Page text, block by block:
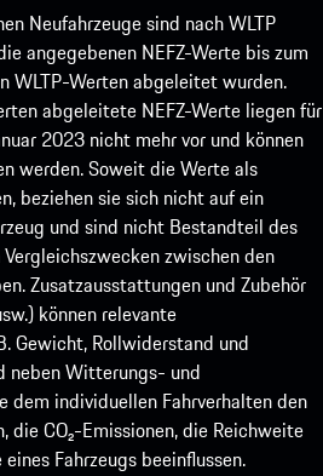
Neufahrzeuge sind nach WLTP
angegebenen NEFZ-Werte bis zum
WLTP-Werten abgeleitet wurden.
abgeleitete NEFZ-Werte liegen für
2023 nicht mehr vor und können
werden. Soweit die Werte als
beziehen sie sich nicht auf ein
und sind nicht Bestandteil des
zwischen den
Zusatzausstattungen und Zubehör
können relevante
Gewicht, Rollwiderstand und
neben Witterungs- und
dem individuellen Fahrverhalten den
CO₂-Emissionen, die Reichweite
Fahrzeugs beeinflussen.